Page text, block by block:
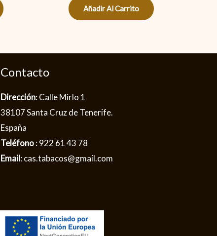
Añadir Al Carrito
Contacto
Dirección: Calle Mirlo 1
38107 Santa Cruz de Tenerife.
España
Teléfono: 922 61 43 78
Email: cas.tabacos@gmail.com